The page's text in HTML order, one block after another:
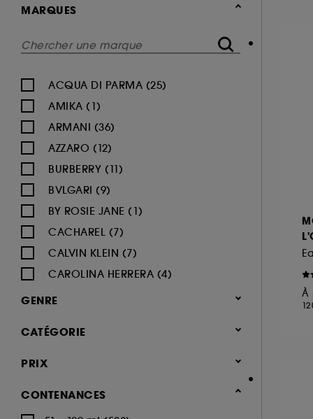
MARQUES
ACQUA DI PARMA (25)
AMIKA (1)
ARMANI (36)
AZZARO (12)
BURBERRY (11)
BVLGARI (9)
BY ROSIE JANE (1)
CACHAREL (7)
CALVIN KLEIN (7)
CAROLINA HERRERA (4)
CARON (2)
CERRUTI (3)
CHLOÉ (15)
GENRE
Femme (426)
Mixte (144)
Enfant (10)
CATÉGORIE
Parfum
PRIX
CONTENANCES
À